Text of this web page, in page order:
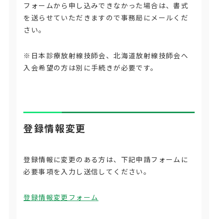
フォームから申し込みできなかった場合は、書式
を送らせていただきますので事務局にメールくだ
さい。
※日本診療放射線技師会、北海道放射線技師会へ
入会希望の方は別に手続きが必要です。
登録情報変更
登録情報に変更のある方は、下記申請フォームに
必要事項を入力し送信してください。
登録情報変更フォーム